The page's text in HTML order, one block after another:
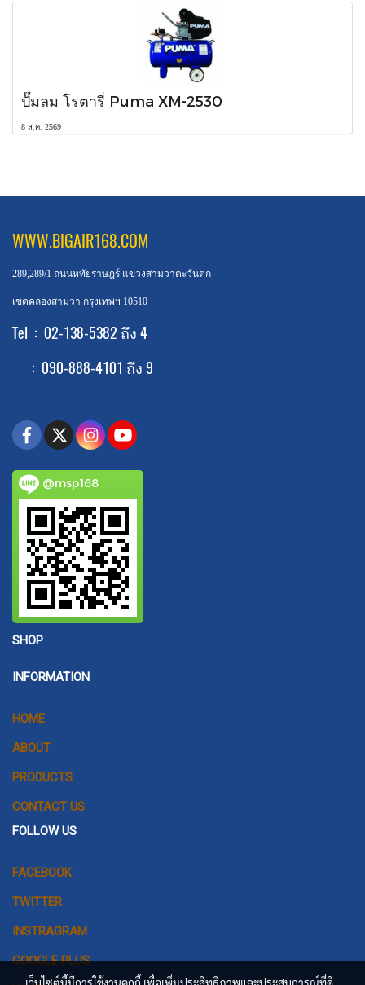
ปั๊มลม โรตารี่ Puma XM-2530
8 ส.ค. 2569
WWW.BIGAIR168.COM
289,289/1 ถนนหทัยราษฎร์ แขวงสามวาตะวันตก
เขตคลองสามวา กรุงเทพฯ 10510
Tel : 02-138-5382 ถึง 4
: 090-888-4101 ถึง 9
@msp168
SHOP
INFORMATION
HOME
ABOUT
PRODUCTS
CONTACT US
FOLLOW US
FACEBOOK
TWITTER
INSTRAGRAM
GOOGLE PLUS